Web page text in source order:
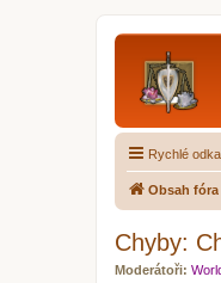
Rychlé
Obsah fóra
Chyby:
Moderátoři: